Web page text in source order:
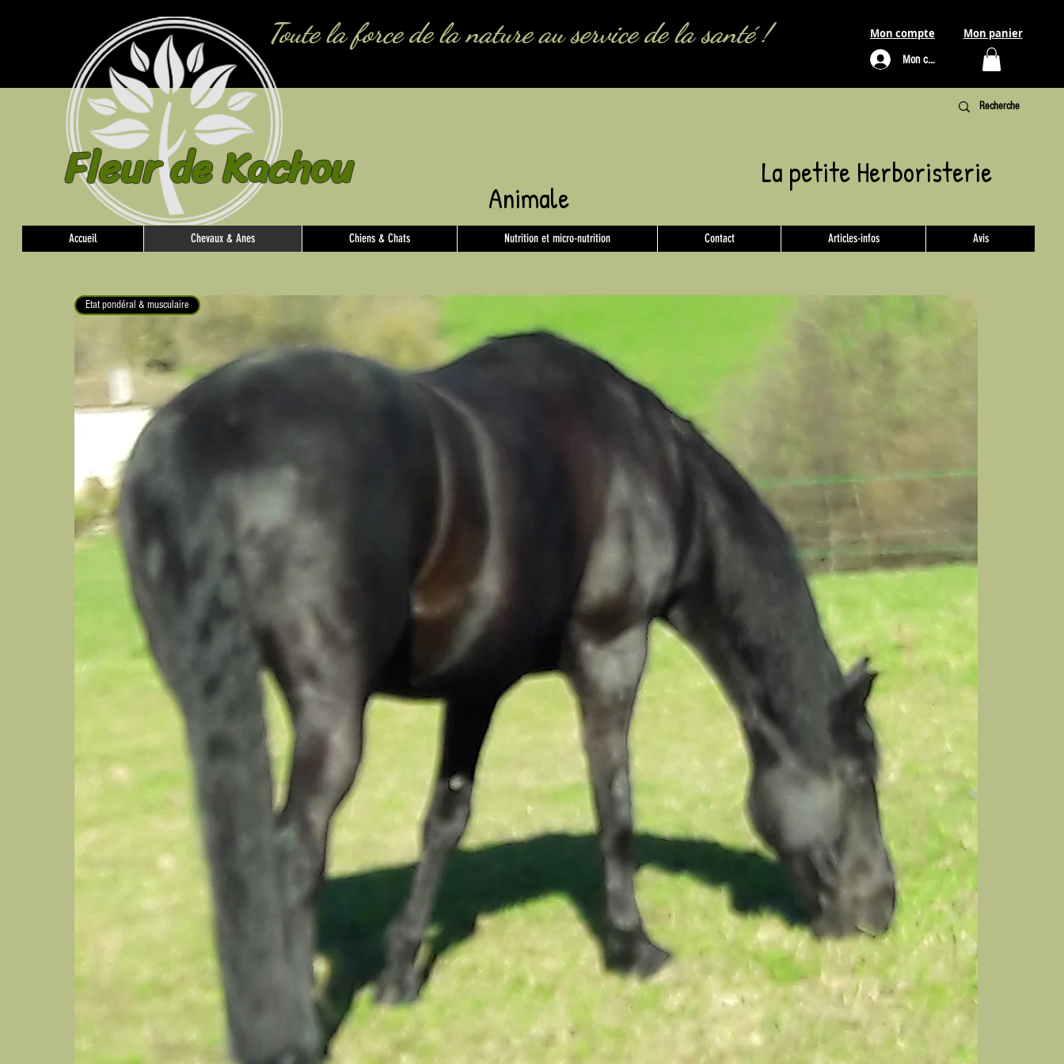
Toute la force de la nature au service de la santé ! Mon compte
Mon compte
Mon panier
Fleur de Kachou La petite Herboristerie
Animale
Accueil Chevaux & Anes Chiens & Chats Nutrition et micro-nutrition Contact Articles-infos Avis
Etat pondéral & musculaire